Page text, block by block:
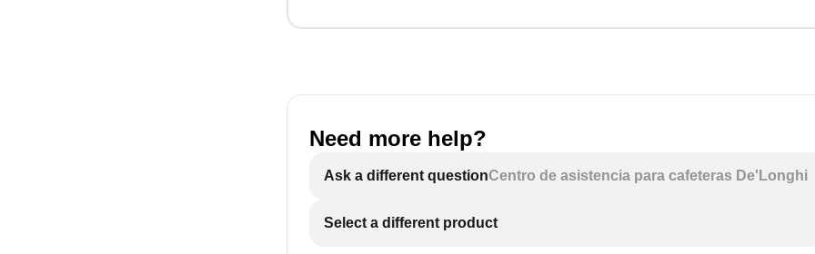
Need more help?
Ask a different questionCentro de asistencia para cafeteras De'Longhi
Select a different product